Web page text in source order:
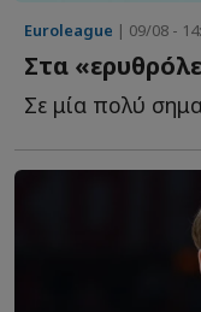
Euroleague | 09/08 -
Στα